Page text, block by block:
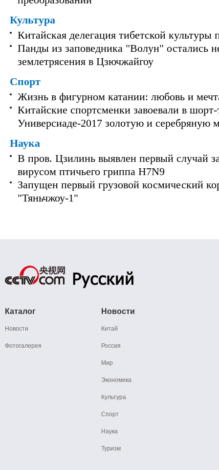
Культура
Китайская делегация тибетской культуры
Панды из заповедника "Волун" остались
землетрясения в Цзючжайгоу
Спорт
Жизнь в фигурном катании: любовь и
Китайские спортсменки завоевали в шорт-
Универсиаде-2017 золотую и серебряную
Наука
В пров. Цзилинь выявлен первый случай
вирусом птичьего гриппа H7N9
Запущен первый грузовой космический
"Тяньчжоу-1"
Каталог
Новости
Фотогалерея
Новости
Китай
Россия
Мир
Экономика
Культура
Спорт
Наука
Туризм